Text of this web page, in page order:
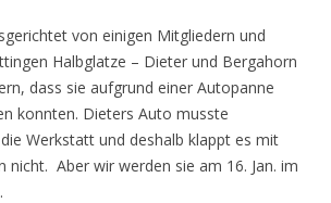
von einigen Mitgliedern und
Halbglatze – Dieter und Bergahorn
dass sie aufgrund einer Autopanne
konnten. Dieters Auto musste
Werkstatt und deshalb klappt es mit
nicht. Aber wir werden sie am 16. Jan. im